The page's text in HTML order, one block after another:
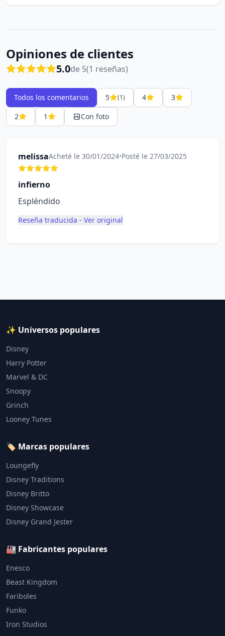
Opiniones de clientes
5.0de 5(1 reseñas)
Todos los comentarios 5 (1) 4
3
2
1 Con foto
melissaAcheté le 30/01/2024•Posté le 27/03/2025
infierno
Espléndido
Reseña traducida - Ver original
✨ Universos populares
Disney
Harry Potter
Marvel & DC
Snoopy
Grinch
Looney Tunes
🏷️ Marcas populares
Loungefly
Disney Traditions
Disney Britto
Disney Showcase
Disney Grand Jester
🏭 Fabricantes populares
Enesco
Beast Kingdom
Fariboles
Funko
Iron Studios